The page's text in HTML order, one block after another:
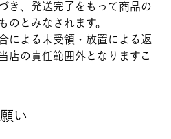
き、発送完了をもって商品の
のとみなされます。
による未受領・放置による返
店の責任範囲外となりますこ
い